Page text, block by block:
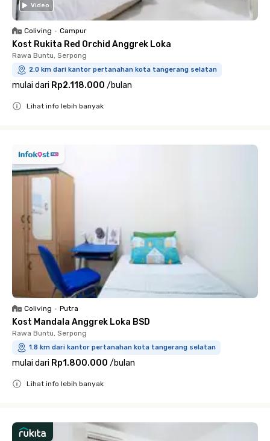
Video
Coliving • Campur
Kost Rukita Red Orchid Anggrek Loka
Rawa Buntu, Serpong
2.0 km dari kantor pertanahan kota tangerang selatan
mulai dari Rp2.118.000 /bulan
Lihat info lebih banyak
Coliving • Putra
Kost Mandala Anggrek Loka BSD
Rawa Buntu, Serpong
1.8 km dari kantor pertanahan kota tangerang selatan
mulai dari Rp1.800.000 /bulan
Lihat info lebih banyak